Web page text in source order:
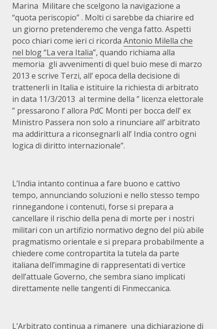
Marina Militare che scelgono la navigazione a
“quota periscopio” . Molti ci sarebbe da chiarire ed
un giorno pretenderemo che venga fatto. Aspetti
poco chiari come ieri ci ricorda Antonio Milella che
nel blog “La vera Italia”, quando richiama alla
memoria gli avvenimenti di quel buio mese di marzo
2013 e scrive Terzi, all’ epoca della decisione di
trattenerli in Italia e istituire la richiesta di arbitrato
in data 11/3/2013 al termine della ” licenza elettorale
” pressarono l’ allora PdC Monti per bocca dell’ ex
Ministro Passera non solo a rinunciare all’ arbitrato
ma addirittura a riconsegnarli all’ India contro ogni
logica di diritto internazionale”.
L’India intanto continua a fare buono e cattivo
tempo, annunciando soluzioni e nello stesso tempo
rinnegandone i contenuti, forse si prepara a
cancellare il rischio della pena di morte per i nostri
militari con un artifizio normativo degno del più abile
pragmatismo orientale e si prepara probabilmente a
chiedere come contropartita la tutela da parte
italiana dell’immagine di rappresentati di vertice
dell’attuale Governo, che sembra siano implicati
direttamente nelle tangenti di Finmeccanica.
L’Arbitrato continua a rimanere una dichiarazione di